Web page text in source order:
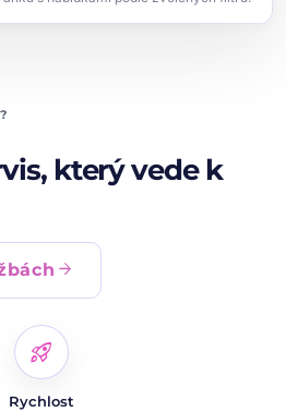
který vede k
arrow_forward
rocket_launch
Rychlost